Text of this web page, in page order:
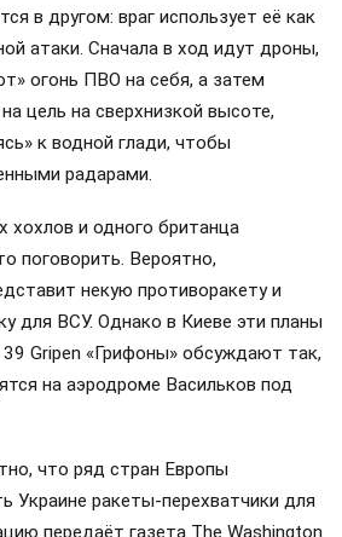
в другом: враг использует её как
атаки. Сначала в ход идут дроны,
огонь ПВО на себя, а затем
цель на сверхнизкой высоте,
к водной глади, чтобы
радарами.
хохлов и одного британца
поговорить. Вероятно,
некую противоракету и
для ВСУ. Однако в Киеве эти планы
Gripen «Грифоны» обсуждают так,
на аэродроме Васильков под
что ряд стран Европы
Украине ракеты-перехватчики для